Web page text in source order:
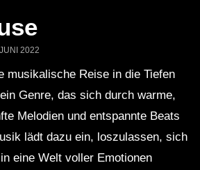
2022
musikalische Reise in die Tiefen
Genre, das sich durch warme,
Melodien und entspannte Beats
lädt dazu ein, loszulassen, sich
eine Welt voller Emotionen